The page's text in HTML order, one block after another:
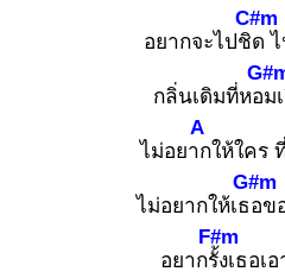
อยากจะไปชิด
C#m
กลิ่นเดิมที่หอม
ไม่อยาก
A
ให้ใคร
ไม่อยากให้เธอ
G#m
ข
อยากรั้ง
F#m
เธอ